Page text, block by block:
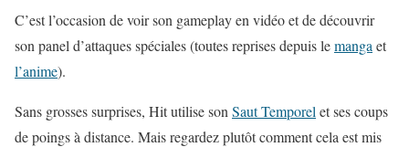
C’est l’occasion de voir son gameplay en vidéo et de découvrir
son panel d’attaques spéciales (toutes reprises depuis lemanga et
l’anime).
Sans grosses surprises, Hit utilise son Saut Temporel et ses coups
de poings à distance. Mais regardez plutôt comment cela est mis